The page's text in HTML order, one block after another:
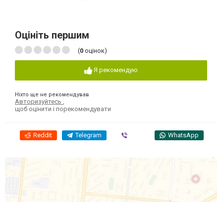
Оцініть першим
(0 оцінок)
Я рекомендую
Ніхто ще не рекомендував
Авторизуйтесь
щоб оцінити і порекомендувати
Reddit Telegram WhatsApp